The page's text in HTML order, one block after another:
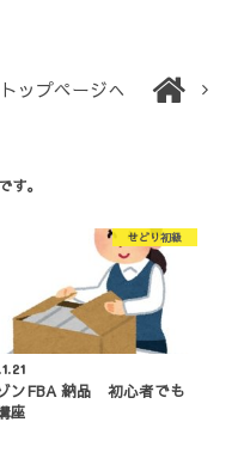
トップページへ
す。
せどり初級
ンFBA 納品 初心者でも
座